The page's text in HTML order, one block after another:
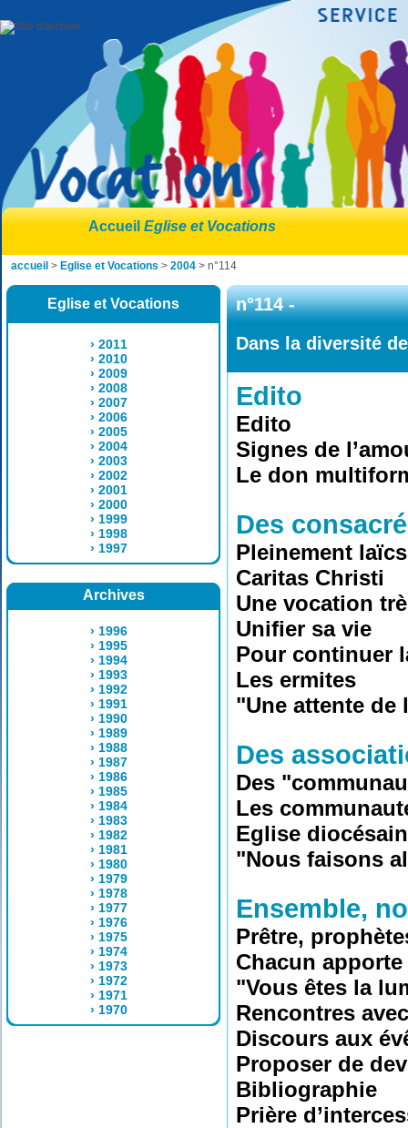
AccueilEglise et Vocations
accueil > Eglise et Vocations > 2004 > n°114
Eglise et Vocations
› 2011
› 2010
› 2009
› 2008
› 2007
› 2006
› 2005
› 2004
› 2003
› 2002
› 2001
› 2000
› 1999
› 1998
› 1997
Archives
› 1996
› 1995
› 1994
› 1993
› 1992
› 1991
› 1990
› 1989
› 1988
› 1987
› 1986
› 1985
› 1984
› 1983
› 1982
› 1981
› 1980
› 1979
› 1978
› 1977
› 1976
› 1975
› 1974
› 1973
› 1972
› 1971
› 1970
n°114 -
Dans la diversité
Edito
Edito
Signes de
Le don
Des
Pleinement
Caritas Christi
Une vocation
Unifier sa vie
Pour continuer
Les ermites
"Une attente de
Des
Des
Les
Eglise
"Nous faisons
Ensemble,
Prêtre,
Chacun
"Vous êtes la
Rencontres
Discours aux
Proposer de
Bibliographie
Prière